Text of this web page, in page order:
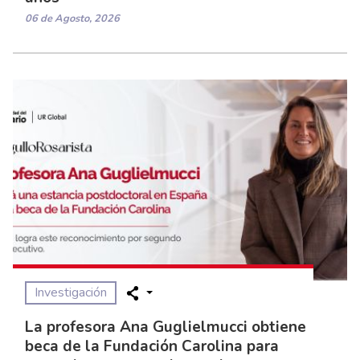
06 de Agosto, 2026
Investigación
La profesora Ana Guglielmucci obtiene
beca de la Fundación Carolina para